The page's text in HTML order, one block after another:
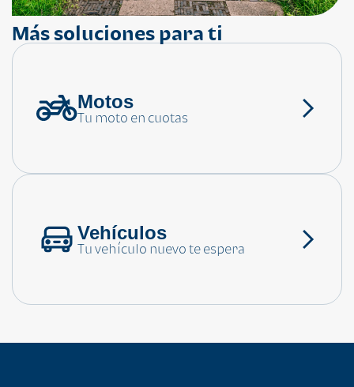
¿Necesitas ayuda?
Más soluciones para ti
Motos
Tu moto en cuotas
Vehículos
Tu vehículo nuevo te espera